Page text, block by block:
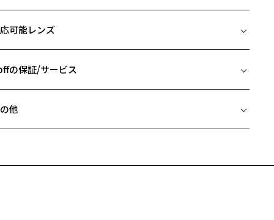
汚れなどがあるB級品ではございません。
リッジ(鼻部分)の横幅：17mm
可能レンズ
フレームとレンズの合計料金を知りたい方へ
の保証/サービス
他